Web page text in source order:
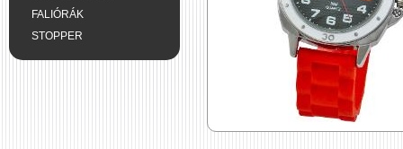
FALIÓRÁK
STOPPER